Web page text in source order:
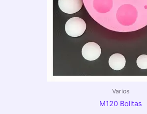
Varios
M120 Bolitas